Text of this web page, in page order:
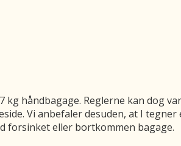
håndbagage. Reglerne kan dog
Vi anbefaler desuden, at I
forsinket eller bortkommen bagage.